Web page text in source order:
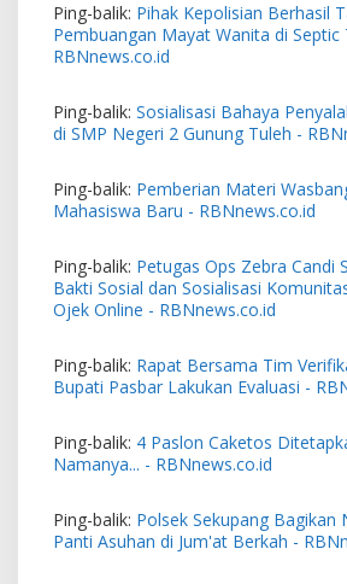
Ping-balik: Pihak Kepolisian Berhasil
Pembuangan Mayat Wanita di Septic
RBNnews.co.id
Ping-balik: Sosialisasi Bahaya
di SMP Negeri 2 Gunung Tuleh -
Ping-balik: Pemberian Materi
Mahasiswa Baru - RBNnews.co.id
Ping-balik: Petugas Ops Zebra Candi
Bakti Sosial dan Sosialisasi
Ojek Online - RBNnews.co.id
Ping-balik: Rapat Bersama Tim
Bupati Pasbar Lakukan Evaluasi -
Ping-balik: 4 Paslon Caketos
Namanya... - RBNnews.co.id
Ping-balik: Polsek Sekupang Bagikan
Panti Asuhan di Jum'at Berkah -